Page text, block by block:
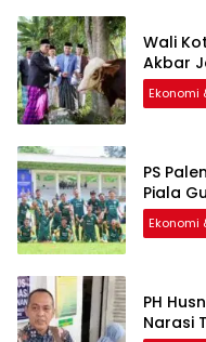
Wali
Akbar
Ekonomi
PS
Piala
Ekonomi
PH
Narasi